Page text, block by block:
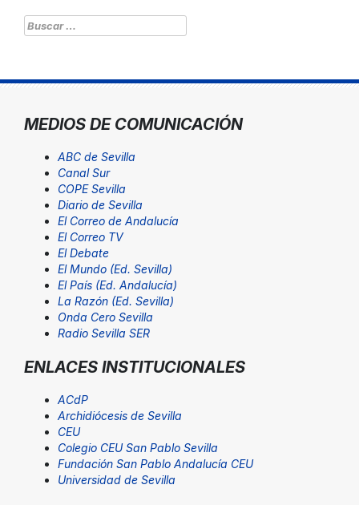
Buscar:
MEDIOS DE COMUNICACIÓN
ABC de Sevilla
Canal Sur
COPE Sevilla
Diario de Sevilla
El Correo de Andalucía
El Correo TV
El Debate
El Mundo (Ed. Sevilla)
El País (Ed. Andalucía)
La Razón (Ed. Sevilla)
Onda Cero Sevilla
Radio Sevilla SER
ENLACES INSTITUCIONALES
ACdP
Archidiócesis de Sevilla
CEU
Colegio CEU San Pablo Sevilla
Fundación San Pablo Andalucía CEU
Universidad de Sevilla